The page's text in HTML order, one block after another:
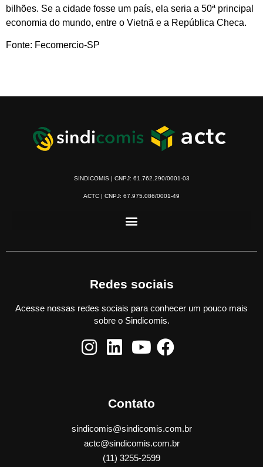
bilhões. Se a cidade fosse um país, ela seria a 50ª principal
economia do mundo, entre o Vietnã e a República Checa.
Fonte: Fecomercio-SP
SINDICOMIS | CNPJ: 61.762.290/0001-03
ACTC | CNPJ: 67.975.086/0001-49
Redes sociais
Acesse nossas redes sociais para conhecer um pouco mais
sobre o Sindicomis.
Contato
sindicomis@sindicomis.com.br
actc@sindicomis.com.br
(11) 3255-2599